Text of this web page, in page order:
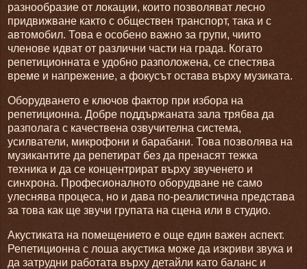
разнообразие от локации, които позволяват лесно
придвижване както с обществен транспорт, така и с
автомобил. Това е особено важно за групи, чиито
членове идват от различни части на града. Когато
репетиционната е удобно разположена, се спестява
време и напрежение, а фокусът остава върху музиката.
Оборудването е ключов фактор при избора на
репетиционна. Добре поддържаната зала трябва да
разполага с качествена озвучителна система,
усилватели, микрофони и барабани. Това позволява на
музикантите да репетират без да пренасят тежка
техника и да се концентрират върху звученето и
синхрона. Професионалното оборудване не само
улеснява процеса, но и дава по-реалистична представа
за това как ще звучи групата на сцена или в студио.
Акустиката на помещението е още един важен аспект.
Репетиционна с лоша акустика може да изкриви звука и
да затрудни работата върху детайли като баланс и